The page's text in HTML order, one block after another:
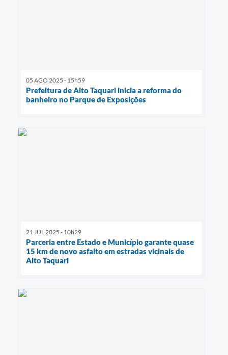
05 AGO 2025 - 15h59
Prefeitura de Alto Taquari inicia a reforma do
banheiro no Parque de Exposições
21 JUL 2025 - 10h29
Parceria entre Estado e Município garante quase
15 km de novo asfalto em estradas vicinais de
Alto Taquari